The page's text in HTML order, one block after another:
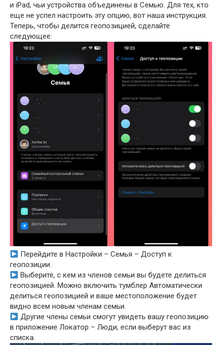
и iPad, чьи устройства объединены в Семью. Для тех, кто
еще не успел настроить эту опцию, вот наша инструкция.
Теперь, чтобы делится геопозицией, сделайте
следующее:
Перейдите в Настройки – Семья – Доступ к
геопозиции.
Выберите, с кем из членов семьи вы будете делиться
геопозицией. Можно включить тумблер Автоматически
делиться геопозицией и ваше местоположение будет
видно всем новым членам семьи.
Другие члены семьи смогут увидеть вашу геопозицию
в приложение Локатор – Люди, если выберут вас из
списка.